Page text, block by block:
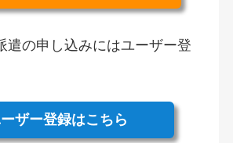
遣の申し込みにはユーザー登
ザー登録はこちら